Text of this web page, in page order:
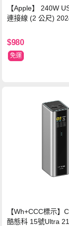
【Apple】 240W
連接線 (2 公尺)
$980
免運
【Wh+CCC標示】
酷態科 15號Ultra